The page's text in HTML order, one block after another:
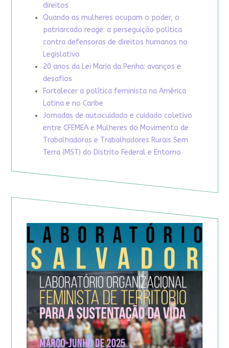
direitos
Quando as mulheres ocupam o poder, o
patriarcado reage: a perseguição política
contra defensoras de direitos humanos no
Legislativo
20 anos da Lei Maria da Penha: avanços e
desafios
Fortalecer a política feminista na América
Latina e no Caribe
Jornadas de autocuidado e cuidado coletivo
entre CFEMEA e Mulheres do Movimento de
Trabalhadoras e Trabalhadores Rurais Sem
Terra (MST) do Distrito Federal e Entorno